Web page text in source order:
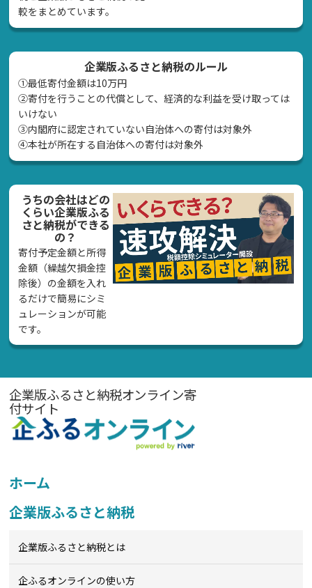
較をまとめています。
企業版ふるさと納税のルール
①最低寄付金額は10万円
②寄付を行うことの代償として、経済的な利益を受け取っては
いけない
➂内閣府に認定されていない自治体への寄付は対象外
④本社が所在する自治体への寄付は対象外
うちの会社はどの
くらい企業版ふる
さと納税ができる
の？
寄付予定金額と所得
金額（繰越欠損金控
除後）の金額を入れ
るだけで簡易にシミ
ュレーションが可能
です。
企業版ふるさと納税オンライン寄
付サイト
ホーム
企業版ふるさと納税
企業版ふるさと納税とは
企ふるオンラインの使い方